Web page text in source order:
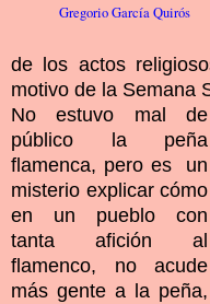
Gregorio García Quirós
de los actos
motivo de la Semana
No estuvo mal de
público la peña
flamenca, pero es un
misterio explicar cómo
en un pueblo con
tanta afición al
flamenco, no acude
más gente a la peña,